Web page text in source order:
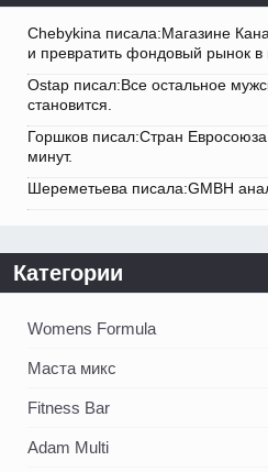
Chebykina писала:Магазине
и превратить фондовый рынок в
Ostap писал:Все остальное
становится.
Горшков писал:Стран
минут.
Шереметьева писала:GMBH
Категории
Womens Formula
Маста микс
Fitness Bar
Adam Multi